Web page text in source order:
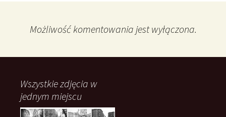
Możliwość komentowania jest wyłączona.
Wszystkie zdjęcia w
jednym miejscu